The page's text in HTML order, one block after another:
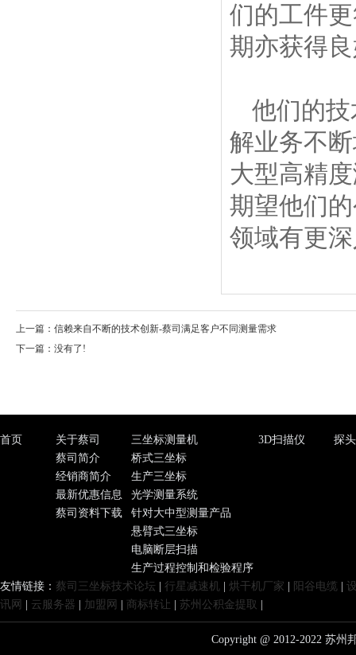
们的工件
期亦获得
他们的
解业务不
大型高精
期望他们
领域有更
上一篇： 信赖来自不断的技术创新-蔡司满足客户不同测量需求
下一篇：没有了!
首页
关于蔡司
蔡司简介
经销商简介
最新优惠信息
蔡司资料下载
三坐标测量机
桥式三坐标
生产三坐标
光学测量系统
针对大中型测量产品
悬臂式三坐标
电脑断层扫描
生产过程控制和检验程序
3D扫描仪 探
友情链接： 蔡司三坐标技术论坛 行星减速机 烘干机厂家 阳谷电缆
讯网
云服务器 加盟网 商标转让 苏州公积金提取
Copyright @ 2012-2022 苏州